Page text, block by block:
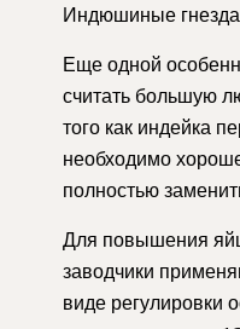
Индюшиные гнезда
Еще одной
считать большую
того как индейка
необходимо
полностью
Для повышения
заводчики
виде регулировки